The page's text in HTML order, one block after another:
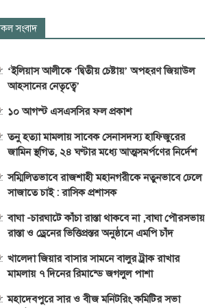
সংবাদ
‘ইলিয়াস আলীকে ‘দ্বিতীয় চেষ্টায়’ অপহরণ জিয়াউল
আহসানের নেতৃত্বে’
১০ আগস্ট এসএসসির ফল প্রকাশ
তনু হত্যা মামলায় সাবেক সেনাসদস্য হাফিজুরের
জামিন স্থগিত, ২৪ ঘণ্টার মধ্যে আত্মসমর্পণের নির্দেশ
সম্মিলিতভাবে রাজশাহী মহানগরীকে নতুনভাবে ঢেলে
সাজাতে চাই : রাসিক প্রশাসক
বাঘা -চারঘাটে কাঁচা রাস্তা থাকবে না ,বাঘা পৌরসভায়
রাস্তা ও ড্রেনের ভিত্তিপ্রস্তর অনুষ্ঠানে এমপি চাঁদ
খালেদা জিয়ার বাসার সামনে বালুর ট্রাক রাখার
মামলায় ৭ দিনের রিমান্ডে জগলুল পাশা
মহাদেবপুরে সার ও বীজ মনিটরিং কমিটির সভা